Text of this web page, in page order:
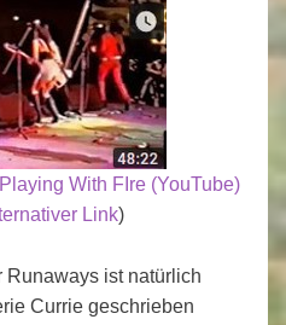
With FIre (YouTube)
Link)
Runaways ist natürlich
Currie geschrieben